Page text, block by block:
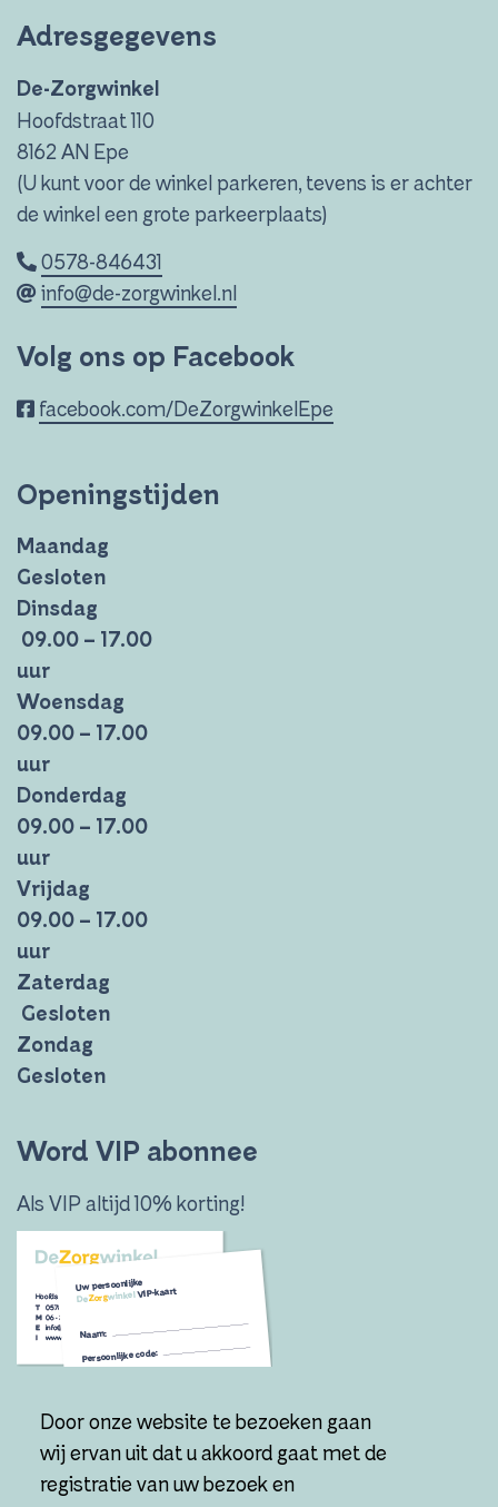
Door onze website te bezoeken gaan
wij ervan uit dat u akkoord gaat met de
registratie van uw bezoek en
Adresgegevens
De-Zorgwinkel
Hoofdstraat 110
8162 AN Epe
(U kunt voor de winkel parkeren, tevens is er achter
de winkel een grote parkeerplaats)
0578-846431
info@de-zorgwinkel.nl
Volg ons op Facebook
facebook.com/DeZorgwinkelEpe
Openingstijden
Maandag
Gesloten
Dinsdag
09.00 – 17.00
uur
Woensdag
09.00 – 17.00
uur
Donderdag
09.00 – 17.00
uur
Vrijdag
09.00 – 17.00
uur
Zaterdag
Gesloten
Zondag
Gesloten
Word VIP abonnee
Als VIP altijd 10% korting!
Ik wil VIP worden!